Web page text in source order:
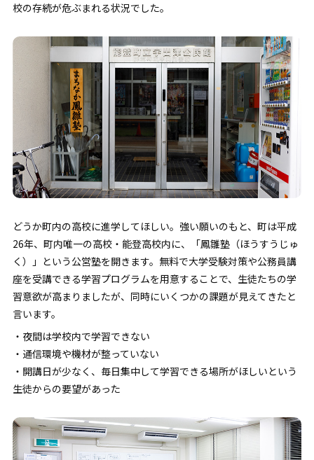
校の存続が危ぶまれる状況でした。
どうか町内の高校に進学してほしい。強い願いのもと、町は平成
26年、町内唯一の高校・能登高校内に、「鳳雛塾（ほうすうじゅ
く）」という公営塾を開きます。無料で大学受験対策や公務員講
座を受講できる学習プログラムを用意することで、生徒たちの学
習意欲が高まりましたが、同時にいくつかの課題が見えてきたと
言います。
・夜間は学校内で学習できない
・通信環境や機材が整っていない
・開講日が少なく、毎日集中して学習できる場所がほしいという
生徒からの要望があった